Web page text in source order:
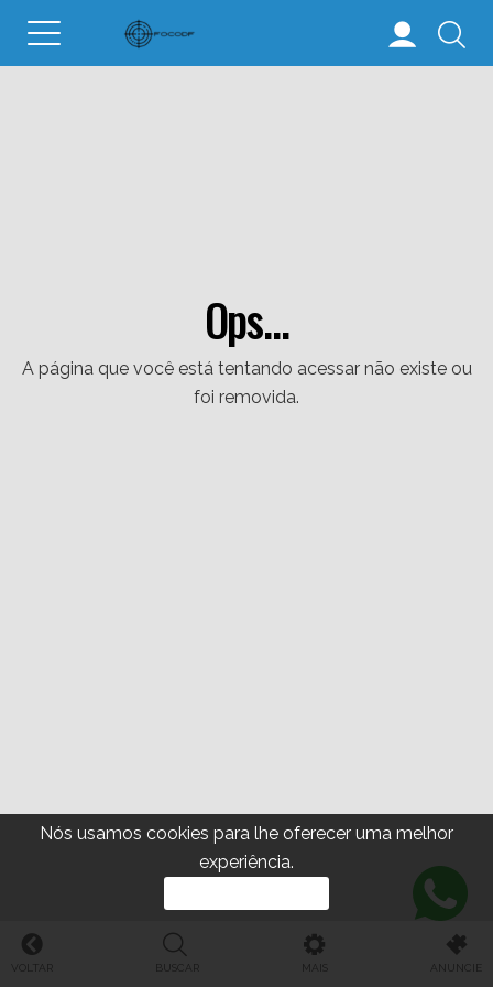
Nós usamos cookies para lhe oferecer uma melhor
experiência.
Ops...
A página que você está tentando acessar não existe ou
foi removida.
VOLTAR BUSCAR MAIS ANUNCIE